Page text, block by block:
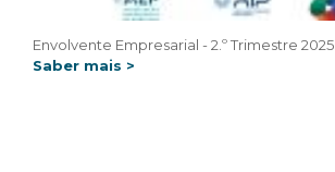
Envolvente Empresarial - 2.º Trimestre 2025
Saber mais >